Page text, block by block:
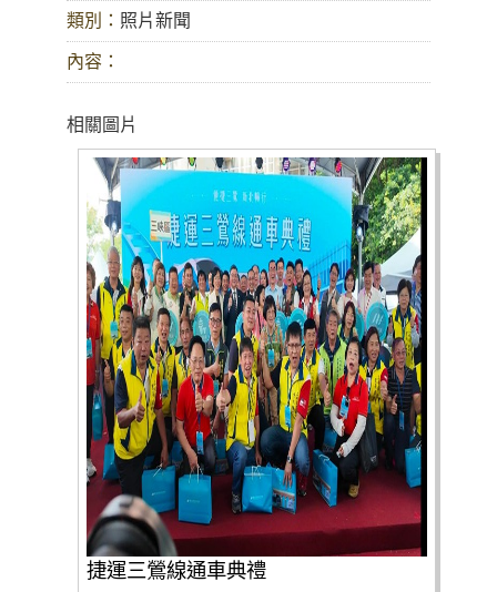
類別： 照片新聞
內容：
相關圖片
捷運三鶯線通車典禮